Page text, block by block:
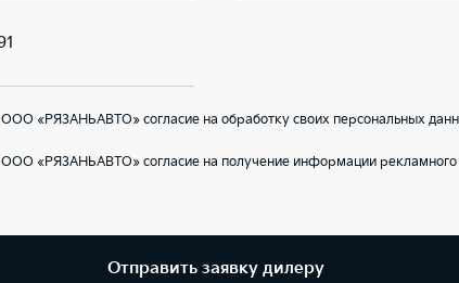
«РЯЗАНЬАВТО» согласие на обработку своих персональных
«РЯЗАНЬАВТО» согласие на получение информации рекламного
Отправить заявку дилеру